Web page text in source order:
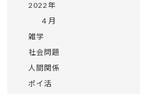
2022年
４月
雑学
社会問題
人間関係
ポイ活